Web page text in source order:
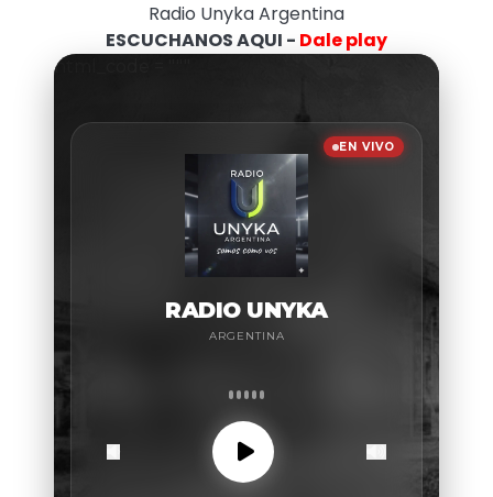
Radio Unyka Argentina
ESCUCHANOS AQUI - Dale play